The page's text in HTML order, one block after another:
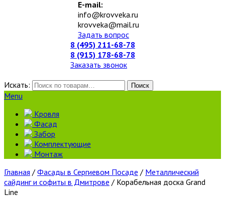
E-mail:
info@krovveka.ru
krovveka@mail.ru
Задать вопрос
8 (495) 211-68-78
8 (915) 178-68-78
Заказать звонок
Искать:
Поиск
Menu
Кровля
Фасад
Забор
Комплектующие
Монтаж
Главная / Фасады в Сергиевом Посаде / Металлический
сайдинг и софиты в Дмитрове / Корабельная доска Grand
Line